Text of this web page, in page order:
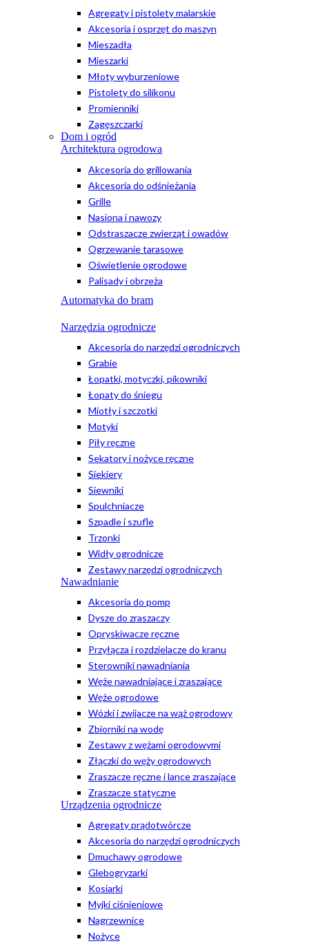
Agregaty i pistolety malarskie
Akcesoria i osprzęt do maszyn
Mieszadła
Mieszarki
Młoty wyburzeniowe
Pistolety do silikonu
Promienniki
Zagęszczarki
Dom i ogród
Architektura ogrodowa
Akcesoria do grillowania
Akcesoria do odśnieżania
Grille
Nasiona i nawozy
Odstraszacze zwierząt i owadów
Ogrzewanie tarasowe
Oświetlenie ogrodowe
Palisady i obrzeża
Automatyka do bram
Narzędzia ogrodnicze
Akcesoria do narzędzi ogrodniczych
Grabie
Łopatki, motyczki, pikowniki
Łopaty do śniegu
Miotły i szczotki
Motyki
Piły ręczne
Sekatory i nożyce ręczne
Siekiery
Siewniki
Spulchniacze
Szpadle i szufle
Trzonki
Widły ogrodnicze
Zestawy narzędzi ogrodniczych
Nawadnianie
Akcesoria do pomp
Dysze do zraszaczy
Opryskiwacze ręczne
Przyłącza i rozdzielacze do kranu
Sterowniki nawadniania
Węże nawadniające i zraszające
Węże ogrodowe
Wózki i zwijacze na wąż ogrodowy
Zbiorniki na wodę
Zestawy z wężami ogrodowymi
Złączki do węży ogrodowych
Zraszacze ręczne i lance zraszające
Zraszacze statyczne
Urządzenia ogrodnicze
Agregaty prądotwórcze
Akcesoria do narzędzi ogrodniczych
Dmuchawy ogrodowe
Glebogryzarki
Kosiarki
Myjki ciśnieniowe
Nagrzewnice
Nożyce